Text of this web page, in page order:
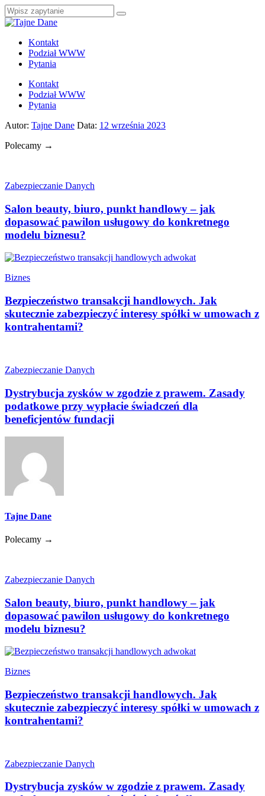
Kontakt
Podział WWW
Pytania
Kontakt
Podział WWW
Pytania
Autor: Tajne Dane Data: 12 września 2023
Polecamy →
Zabezpieczanie Danych
Salon beauty, biuro, punkt handlowy – jak
dopasować pawilon usługowy do konkretnego
modelu biznesu?
Biznes
Bezpieczeństwo transakcji handlowych. Jak
skutecznie zabezpieczyć interesy spółki w umowach z
kontrahentami?
Zabezpieczanie Danych
Dystrybucja zysków w zgodzie z prawem. Zasady
podatkowe przy wypłacie świadczeń dla
beneficjentów fundacji
Tajne Dane
Polecamy →
Zabezpieczanie Danych
Salon beauty, biuro, punkt handlowy – jak
dopasować pawilon usługowy do konkretnego
modelu biznesu?
Biznes
Bezpieczeństwo transakcji handlowych. Jak
skutecznie zabezpieczyć interesy spółki w umowach z
kontrahentami?
Zabezpieczanie Danych
Dystrybucja zysków w zgodzie z prawem. Zasady